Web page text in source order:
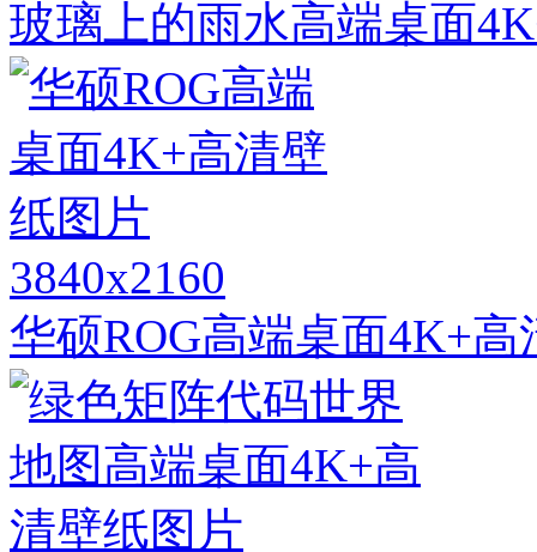
玻璃上的雨水高端桌面
3840x2160
华硕ROG高端桌面4K+高